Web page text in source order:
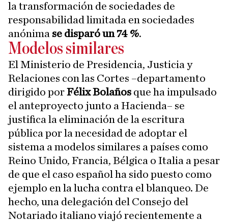
la transformación de sociedades de
responsabilidad limitada en sociedades
anónima se disparó un 74 %.
Modelos similares
El Ministerio de Presidencia, Justicia y
Relaciones con las Cortes –departamento
dirigido porFélix Bolaños que ha impulsado
el anteproyecto junto a Hacienda– se
justifica la eliminación de la escritura
pública por la necesidad de adoptar el
sistema a modelos similares a países como
Reino Unido, Francia, Bélgica o Italia a pesar
de que el caso español ha sido puesto como
ejemplo en la lucha contra el blanqueo. De
hecho, una delegación del Consejo del
Notariado italiano viajó recientemente a